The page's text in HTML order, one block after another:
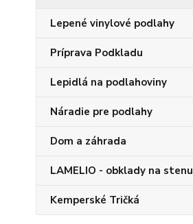
Lepené vinylové podlahy
Príprava Podkladu
Lepidlá na podlahoviny
Náradie pre podlahy
Dom a záhrada
LAMELIO - obklady na stenu
Kemperské Tričká